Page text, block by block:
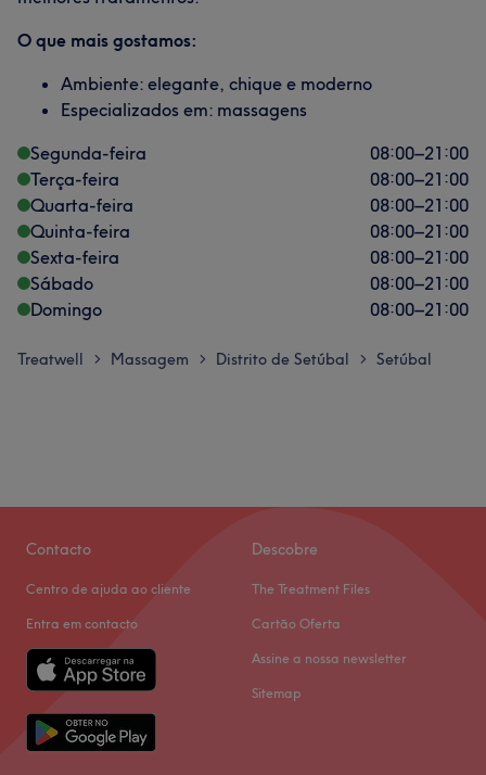
O que mais gostamos:
Ambiente: elegante, chique e moderno
Especializados em: massagens
Segunda-feira
08:00–21:00
Terça-feira
08:00–21:00
Quarta-feira
08:00–21:00
Quinta-feira
08:00–21:00
Sexta-feira
08:00–21:00
Sábado
08:00–21:00
Domingo
08:00–21:00
Treatwell > Massagem > Distrito de Setúbal > Setúbal
Contacto
Centro de ajuda ao cliente
Entra em contacto
Descobre
The Treatment Files
Cartão Oferta
Assine a nossa newsletter
Sitemap